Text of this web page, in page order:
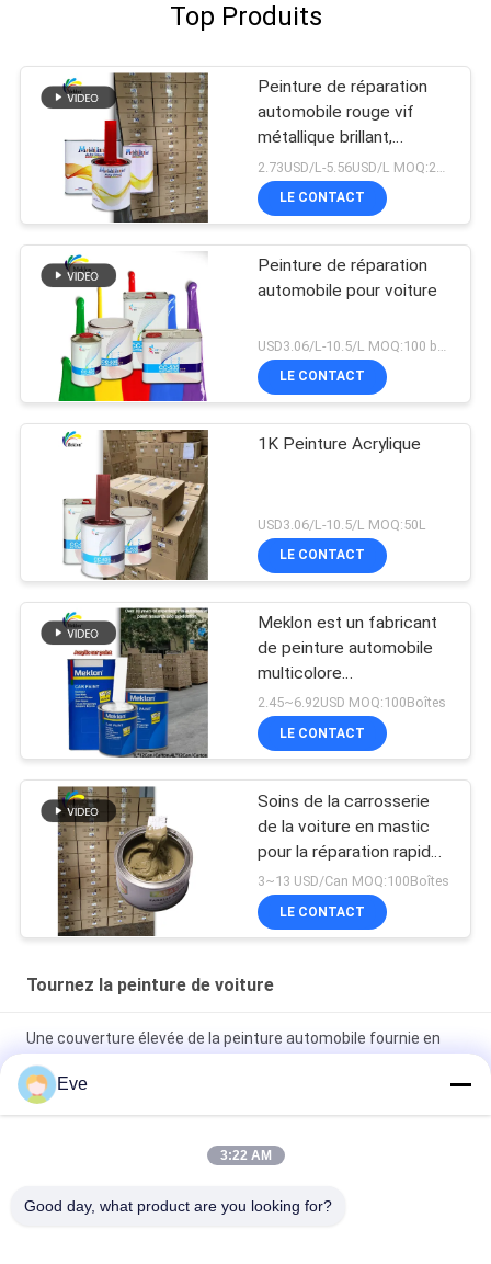
Top Produits
Peinture de réparation
automobile rouge vif
métallique brillant,
assortiment de couleurs
de qualité usine d'origine
2.73USD/L-5.56USD/L MOQ:200L
LE CONTACT
Peinture de réparation
automobile pour voiture
LE CONTACT
1K Peinture Acrylique
USD3.06/L-10.5/L MOQ:50L
LE CONTACT
Meklon est un fabricant
de peinture automobile
multicolore
personnalisable
2.45~6.92USD MOQ:100Boîtes
LE CONTACT
Soins de la carrosserie
de la voiture en mastic
pour la réparation rapide
des inégalités
3~13 USD/Can MOQ:100Boîtes
LE CONTACT
Tournez la peinture de voiture
Une couverture élevée de la peinture automobile fournie en
usine
Peinture automobile pré-mélangée Peinture acrylique pour
Inoffensif
Eve
3:22 AM
Good day, what product are you looking for?